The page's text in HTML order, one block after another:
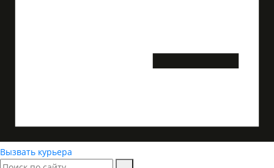
Вызвать курьера